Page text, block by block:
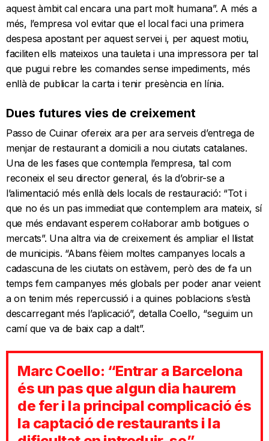
aquest àmbit cal encara una part molt humana”. A més a
més, l’empresa vol evitar que el local faci una primera
despesa apostant per aquest servei i, per aquest motiu,
faciliten ells mateixos una tauleta i una impressora per tal
que pugui rebre les comandes sense impediments, més
enllà de publicar la carta i tenir presència en línia.
Dues futures vies de creixement
Passo de Cuinar ofereix ara per ara serveis d’entrega de
menjar de restaurant a domicili a nou ciutats catalanes.
Una de les fases que contempla l’empresa, tal com
reconeix el seu director general, és la d’obrir-se a
l’alimentació més enllà dels locals de restauració: “Tot i
que no és un pas immediat que contemplem ara mateix, sí
que més endavant esperem col·laborar amb botigues o
mercats”. Una altra via de creixement és ampliar el llistat
de municipis. “Abans fèiem moltes campanyes locals a
cadascuna de les ciutats on estàvem, però des de fa un
temps fem campanyes més globals per poder anar veient
a on tenim més repercussió i a quines poblacions s’està
descarregant més l’aplicació”, detalla Coello, “seguim un
camí que va de baix cap a dalt”.
Marc Coello: “Entrar a Barcelona
és un pas que algun dia haurem
de fer i la principal complicació és
la captació de restaurants i la